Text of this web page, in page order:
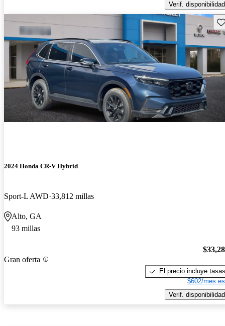
Verif. disponibilidad
2024 Honda CR-V Hybrid
Sport-L AWD 33,812 millas
Alto, GA
93 millas
Gran oferta
El precio incluye tasas
$602/mes
Verif. disponibilidad